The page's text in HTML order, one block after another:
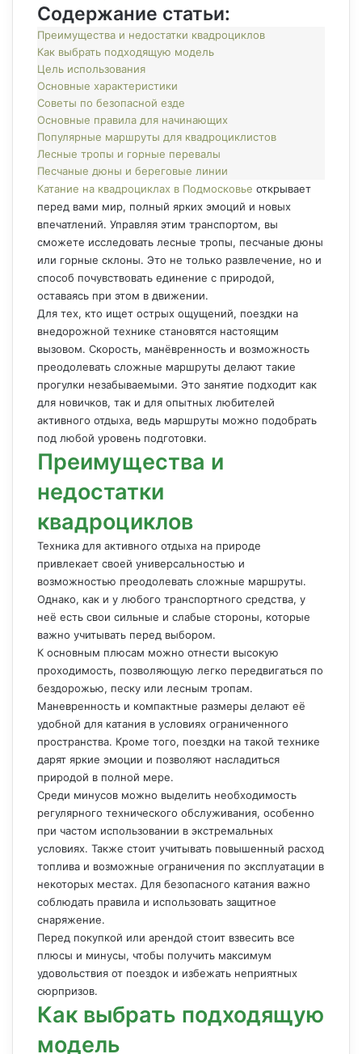
Содержание статьи:
Преимущества и недостатки квадроциклов
Как выбрать подходящую модель
Цель использования
Основные характеристики
Советы по безопасной езде
Основные правила для начинающих
Популярные маршруты для квадроциклистов
Лесные тропы и горные перевалы
Песчаные дюны и береговые линии
Катание на квадроциклах в Подмосковье открывает
перед вами мир, полный ярких эмоций и новых
впечатлений. Управляя этим транспортом, вы
сможете исследовать лесные тропы, песчаные дюны
или горные склоны. Это не только развлечение, но и
способ почувствовать единение с природой,
оставаясь при этом в движении.
Для тех, кто ищет острых ощущений, поездки на
внедорожной технике становятся настоящим
вызовом. Скорость, манёвренность и возможность
преодолевать сложные маршруты делают такие
прогулки незабываемыми. Это занятие подходит как
для новичков, так и для опытных любителей
активного отдыха, ведь маршруты можно подобрать
под любой уровень подготовки.
Преимущества и
недостатки
квадроциклов
Техника для активного отдыха на природе
привлекает своей универсальностью и
возможностью преодолевать сложные маршруты.
Однако, как и у любого транспортного средства, у
неё есть свои сильные и слабые стороны, которые
важно учитывать перед выбором.
К основным плюсам можно отнести высокую
проходимость, позволяющую легко передвигаться по
бездорожью, песку или лесным тропам.
Маневренность и компактные размеры делают её
удобной для катания в условиях ограниченного
пространства. Кроме того, поездки на такой технике
дарят яркие эмоции и позволяют насладиться
природой в полной мере.
Среди минусов можно выделить необходимость
регулярного технического обслуживания, особенно
при частом использовании в экстремальных
условиях. Также стоит учитывать повышенный расход
топлива и возможные ограничения по эксплуатации в
некоторых местах. Для безопасного катания важно
соблюдать правила и использовать защитное
снаряжение.
Перед покупкой или арендой стоит взвесить все
плюсы и минусы, чтобы получить максимум
удовольствия от поездок и избежать неприятных
сюрпризов.
Как выбрать подходящую
модель